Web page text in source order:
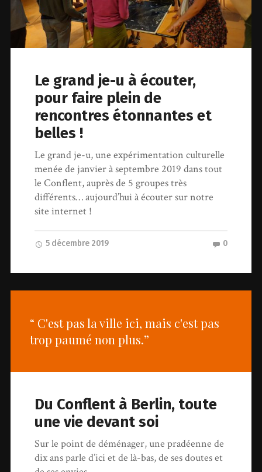
Le grand je-u à écouter,
pour faire plein de
rencontres étonnantes et
belles !
Le grand je-u, une expérimentation culturelle
menée de janvier à septembre 2019 dans tout
le Conflent, auprès de 5 groupes très
différents… aujourd’hui à écouter sur notre
site internet !
5 décembre 2019 0
“ C'est pas la ville ici, mais c'est pas
trop paumé non plus.”
Du Conflent à Berlin, toute
une vie devant soi
Sur le point de déménager, une pradéenne de
dix ans parle d’ici et de là-bas, de ses doutes et